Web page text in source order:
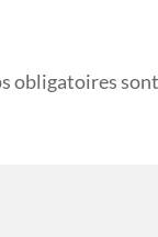
obligatoires